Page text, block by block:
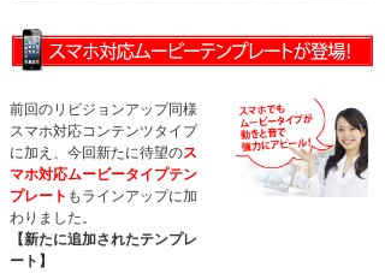
前回のリビジョンアップ同様
スマホ対応コンテンツタイプ
に加え、今回新たに待望のス
マホ対応ムービータイプテン
プレート もラインアップに加
わりました。
【新たに追加されたテンプレ
ート】